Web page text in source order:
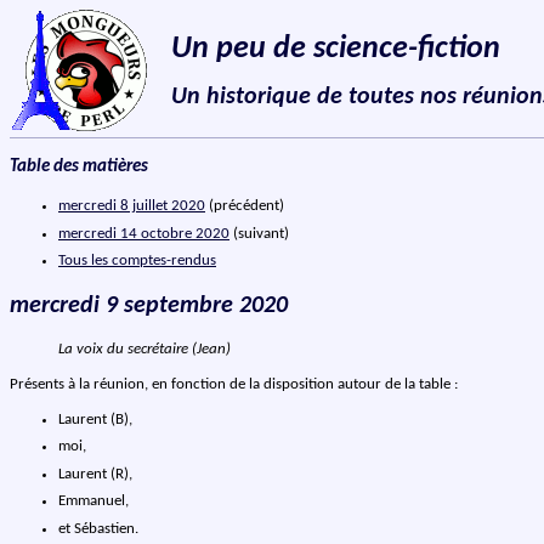
Un peu de science-fiction
Un historique de toutes nos
Table des matières
mercredi 8 juillet 2020 (précédent)
mercredi 14 octobre 2020 (suivant)
Tous les comptes-rendus
mercredi 9 septembre 2020
La voix du secrétaire (Jean)
Présents à la réunion, en fonction de la disposition autour de la table :
Laurent (B),
moi,
Laurent (R),
Emmanuel,
et Sébastien.